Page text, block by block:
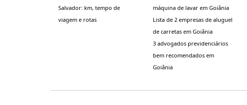
Salvador: km, tempo de
viagem e rotas
máquina de lavar em Goiânia
Lista de 2 empresas de aluguel
de carretas em Goiânia
3 advogados previdenciários
bem recomendados em
Goiânia